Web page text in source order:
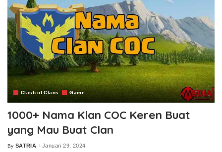
Clash of Clans Game
1000+ Nama Klan COC Keren Buat
yang Mau Buat Clan
Posted
By SATRIA Januari 29, 2024